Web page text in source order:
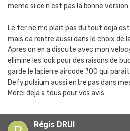
meme si ce n est pas la bonne version
Le tcr ne me plait pas du tout deja
mais ca rentre aussi dans le choix de
Apres on en a discute avec mon
elimine les look pour des raisons de
garde le lapierre aircode 700 qui
Defy,pulsium aussi entre pas dans
Merci deja a tous pour vos avis
Régis DRUI